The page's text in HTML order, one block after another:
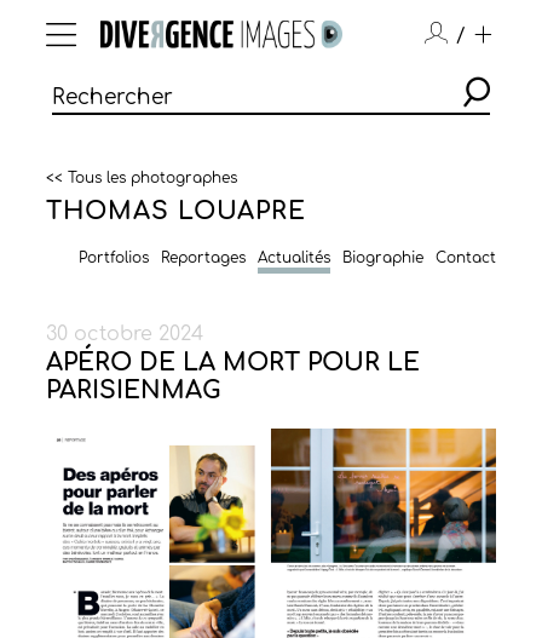
/
<< Tous les photographes
THOMAS LOUAPRE
Portfolios Reportages Actualités Biographie Contact
30 octobre 2024
APÉRO DE LA MORT POUR LE
PARISIENMAG